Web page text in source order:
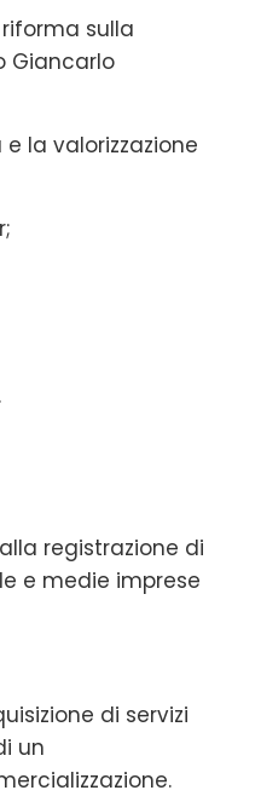
sulla
Giancarlo
la valorizzazione
registrazione di
e medie imprese
di servizi
un